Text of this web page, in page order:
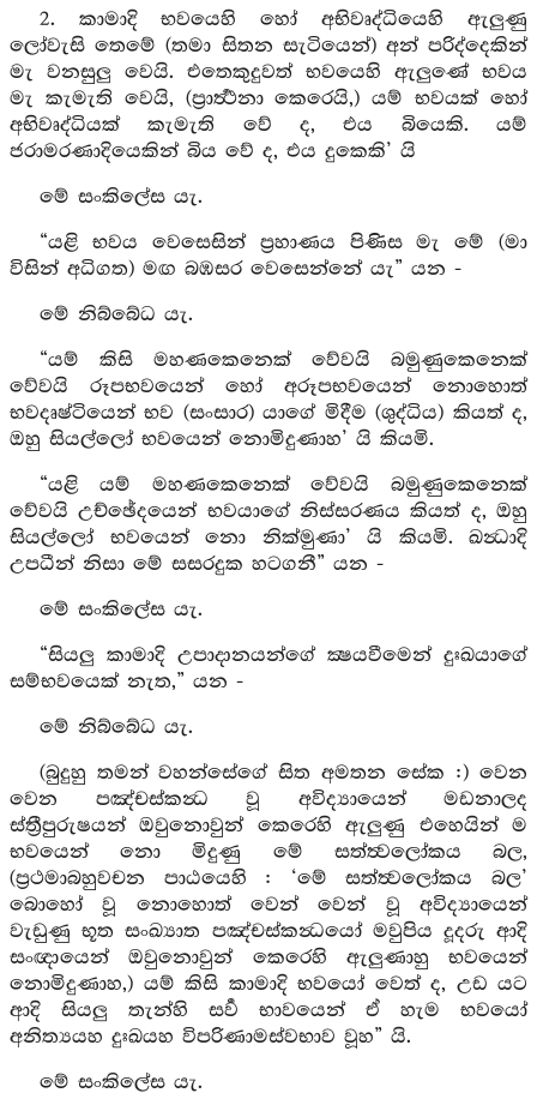
2. කාමාදි භවයෙහි හෝ අභිවෘද්ධියෙහි ඇලුණු
ලෝවැසි තෙමේ (තමා සිතන සැටියෙන්) අන් පරිද්දෙකින්
මැ වනසුලු වෙයි. එතෙකුදුවත් භවයෙහි ඇලුණේ භවය
මැ කැමැති වෙයි, (ප්‍රාර්‍ත්‍ථනා කෙරෙයි,) යම් භවයක් හෝ
අභිවෘද්ධියක් කැමැති වේ ද, එය බියෙකි. යම්
ජරාමරණාදියෙකින් බිය වේ ද, එය දුකෙකි’ යි
මේ සංකිලේස යැ.
“යළි භවය වෙසෙසින් ප්‍රහාණය පිණිස මැ මේ (මා
විසින් අධිගත) මඟ බඹසර වෙසෙන්නේ යැ” යන -
මේ නිබ්බේධ යැ.
“යම් කිසි මහණකෙනෙක් වේවයි බමුණුකෙනෙක්
වේවයි රූපභවයෙන් හෝ අරූපභවයෙන් නොහොත්
භවදෘෂ්ටියෙන් භව (සංසාර) යාගේ මිදීම (ශුද්ධිය) කියත් ද,
ඔහු සියල්ලෝ භවයෙන් නොමිදුණාහ’ යි කියමි.
“යළි යම් මහණකෙනෙක් වේවයි බමුණුකෙනෙක්
වේවයි උච්ඡේදයෙන් භවයාගේ නිස්සරණය කියත් ද, ඔහු
සියල්ලෝ භවයෙන් නො නික්මුණා’ යි කියමි. ඛන්‍ධාදි
උපධීන් නිසා මේ සසරදුක හටගනී” යන -
මේ සංකිලේස යැ.
“සියලු කාමාදි උපාදානයන්ගේ ක්‍ෂයවීමෙන් දුඃඛයාගේ
සම්භවයෙක් නැත,” යන -
මේ නිබ්බේධ යැ.
(බුදුහු තමන් වහන්සේගේ සිත අමතන සේක :) වෙන
වෙන පඤ්චස්කන්‍ධ වූ අවිද්‍යායෙන් මඩනාලද
ස්ත්‍රීපුරුෂයන් ඔවුනොවුන් කෙරෙහි ඇලුණු එහෙයින් ම
භවයෙන් නො මිදුණු මේ සත්ත්‍වලෝකය බල,
(ප්‍රථමාබහුවචන පාඨයෙහි : ‘මේ සත්ත්‍වලෝකය බල’
බොහෝ වූ නොහොත් වෙන් වෙන් වූ අවිද්‍යායෙන්
වැඩුණු භූත සංඛ්‍යාත පඤ්චස්කන්‍ධයෝ මවුපිය දූදරු ආදි
සංඥායෙන් ඔවුනොවුන් කෙරෙහි ඇලුණාහු භවයෙන්
නොමිදුණාහ,) යම් කිසි කාමාදි භවයෝ වෙත් ද, උඩ යට
ආදි සියලු තැන්හි සර්‍ව භාවයෙන් ඒ හැම භවයෝ
අනිත්‍යයහ දුඃඛයහ විපරිණාමස්වභාව වූහ” යි.
මේ සංකිලේස යැ.